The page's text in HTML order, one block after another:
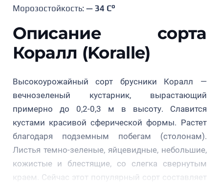
Морозостойкость: — 34 C°
Описание сорта
Коралл (Koralle)
Высокоурожайный сорт брусники Коралл —
вечнозеленый кустарник, вырастающий
примерно до 0,2-0,3 м в высоту. Славится
кустами красивой сферической формы. Растет
благодаря подземным побегам (столонам).
Листья темно-зеленые, яйцевидные, небольшие,
кожистые и блестящие, со слегка свернутым
краем. Сейчас этот популярный сорт составляет